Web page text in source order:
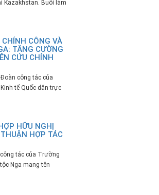
Kazakhstan. Buổi làm
CÔNG VÀ
TĂNG CƯỜNG
CỨU CHÍNH
công tác của
tế Quốc dân trực
HỮU NGHỊ
HỢP TÁC
tác của Trường
Nga mang tên